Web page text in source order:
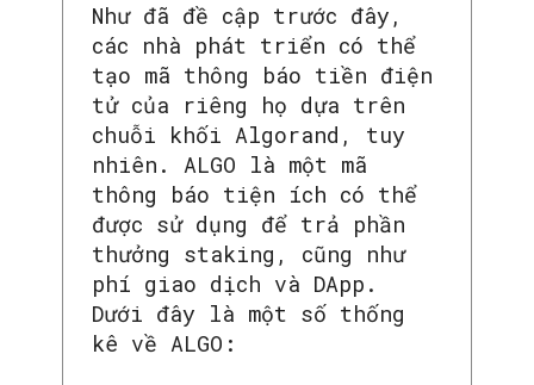
Như đã đề cập trước đây,
các nhà phát triển có thể
tạo mã thông báo tiền điện
tử của riêng họ dựa trên
chuỗi khối Algorand, tuy
nhiên. ALGO là một mã
thông báo tiện ích có thể
được sử dụng để trả phần
thưởng staking, cũng như
phí giao dịch và DApp.
Dưới đây là một số thống
kê về ALGO: